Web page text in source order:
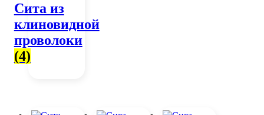
Сита из
клиновидной
проволоки
(4)